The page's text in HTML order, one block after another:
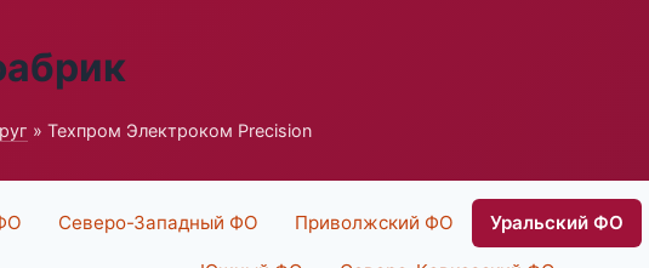
» Техпром Электроком Precision
Северо-Западный ФО Приволжский ФО Уральский ФО